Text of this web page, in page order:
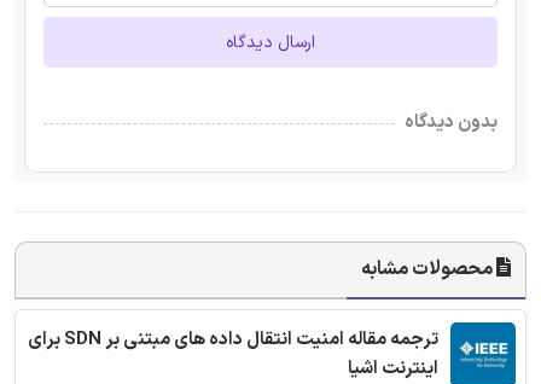
ارسال دیدگاه
بدون دیدگاه
محصولات مشابه
ترجمه مقاله امنیت انتقال داده های مبتنی بر SDN برای
اینترنت اشیا